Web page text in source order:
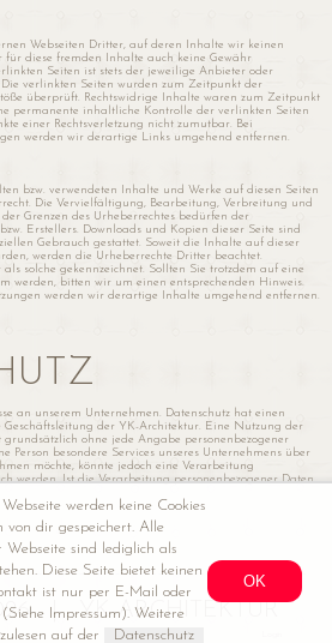
Webseiten Dritter, auf deren Inhalte wir keinen
für diese fremden Inhalte auch keine Gewähr
Seiten ist stets der jeweilige Anbieter oder
verlinkten Seiten wurden zum Zeitpunkt der
überprüft. Rechtswidrige Inhalte waren zum Zeitpunkt
permanente inhaltliche Kontrolle der verlinkten Seiten
einer Rechtsverletzung nicht zumutbar. Bei
werden wir derartige Links umgehend entfernen.
bzw. verwendeten Inhalte und Werke auf diesen Seiten
Die Vervielfältigung, Bearbeitung, Verbreitung und
Grenzen des Urheberrechtes bedürfen der
Erstellers. Downloads und Kopien dieser Seite sind
Gebrauch gestattet. Soweit die Inhalte auf dieser
werden die Urheberrechte Dritter beachtet.
solche gekennzeichnet. Sollten Sie trotzdem auf eine
werden, bitten wir um einen entsprechenden Hinweis.
werden wir derartige Inhalte umgehend entfernen.
an unserem Unternehmen. Datenschutz hat einen
Geschäftsleitung der YK-Architektur. Eine Nutzung der
ohne jede Angabe personenbezogener
Person besondere Services unseres Unternehmens über
möchte, könnte jedoch eine Verarbeitung
werden. Ist die Verarbeitung personenbezogener Daten
| YK ARCHITEKTUR
werden keine Cookies
von dir gespeichert. Alle
sind lediglich als
Diese Seite bietet keinen
ist nur per E-Mail oder
Impressum). Weitere
auf der
Datenschutz